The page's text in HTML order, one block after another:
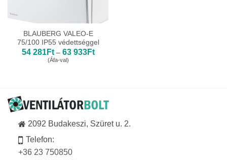
BLAUBERG VALEO-E
75/100 IP55 védettséggel
54 281Ft – 63 933FtÁrtartomány:
(Áfa-val)
2092 Budakeszi, Szüret u. 2.
Telefon:
+36 23 750850